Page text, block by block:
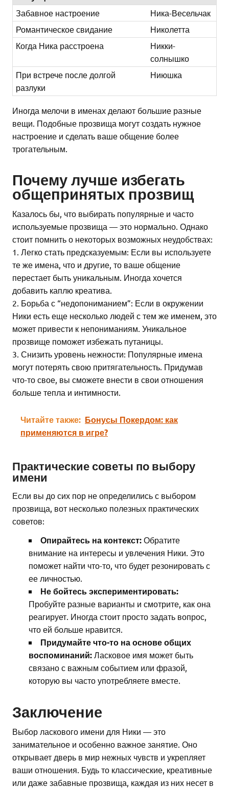
Забавное настроение
Ника-Весельчак
Романтическое свидание
Николетта
Когда Ника расстроена
Никки-
солнышко
При встрече после долгой
разлуки
Ниюшка
Иногда мелочи в именах делают большие разные
вещи. Подобные прозвища могут создать нужное
настроение и сделать ваше общение более
трогательным.
Почему лучше избегать
общепринятых прозвищ
Казалось бы, что выбирать популярные и часто
используемые прозвища — это нормально. Однако
стоит помнить о некоторых возможных неудобствах:
1. Легко стать предсказуемым: Если вы используете
те же имена, что и другие, то ваше общение
перестает быть уникальным. Иногда хочется
добавить каплю креатива.
2. Борьба с “недопониманием”: Если в окружении
Ники есть еще несколько людей с тем же именем, это
может привести к непониманиям. Уникальное
прозвище поможет избежать путаницы.
3. Снизить уровень нежности: Популярные имена
могут потерять свою притягательность. Придумав
что-то свое, вы сможете внести в свои отношения
больше тепла и интимности.
Читайте также: Бонусы Покердом: как
применяются в игре?
Практические советы по выбору
имени
Если вы до сих пор не определились с выбором
прозвища, вот несколько полезных практических
советов:
Опирайтесь на контекст: Обратите
внимание на интересы и увлечения Ники. Это
поможет найти что-то, что будет резонировать с
ее личностью.
Не бойтесь экспериментировать:
Пробуйте разные варианты и смотрите, как она
реагирует. Иногда стоит просто задать вопрос,
что ей больше нравится.
Придумайте что-то на основе общих
воспоминаний: Ласковое имя может быть
связано с важным событием или фразой,
которую вы часто употребляете вместе.
Заключение
Выбор ласкового имени для Ники — это
занимательное и особенно важное занятие. Оно
открывает дверь в мир нежных чувств и укрепляет
ваши отношения. Будь то классические, креативные
или даже забавные прозвища, каждая из них несет в